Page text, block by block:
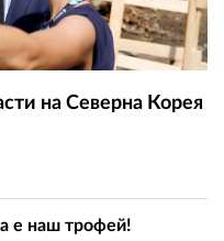
на Северна Корея
е наш трофей!